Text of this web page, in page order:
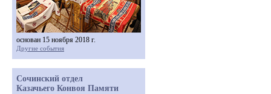
основан 15 ноября 2018 г.
Другие события
Сочинский отдел
Казачьего Конвоя Памяти